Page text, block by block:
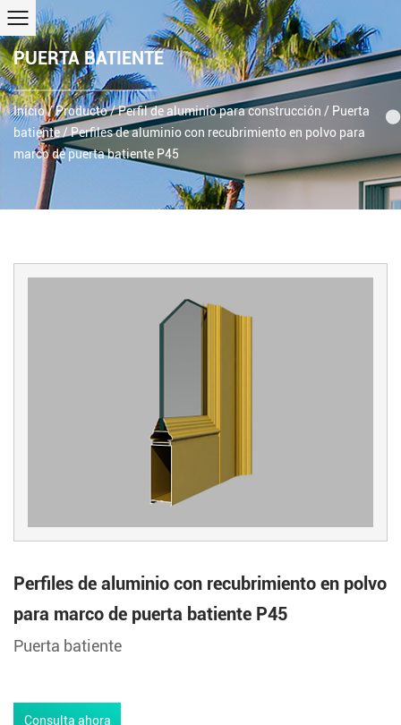
PUERTA BATIENTE
Inicio/Producto/Perfil de aluminio para construcción / Puerta
batiente/Perfiles de aluminio con recubrimiento en polvo para
marco de puerta batiente P45
Perfiles de aluminio con recubrimiento en polvo
para marco de puerta batiente P45
Puerta batiente
Consulta ahora